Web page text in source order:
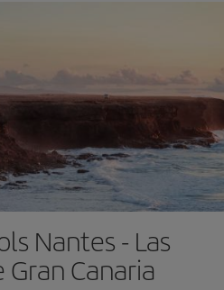
Nantes - Las
Gran Canaria